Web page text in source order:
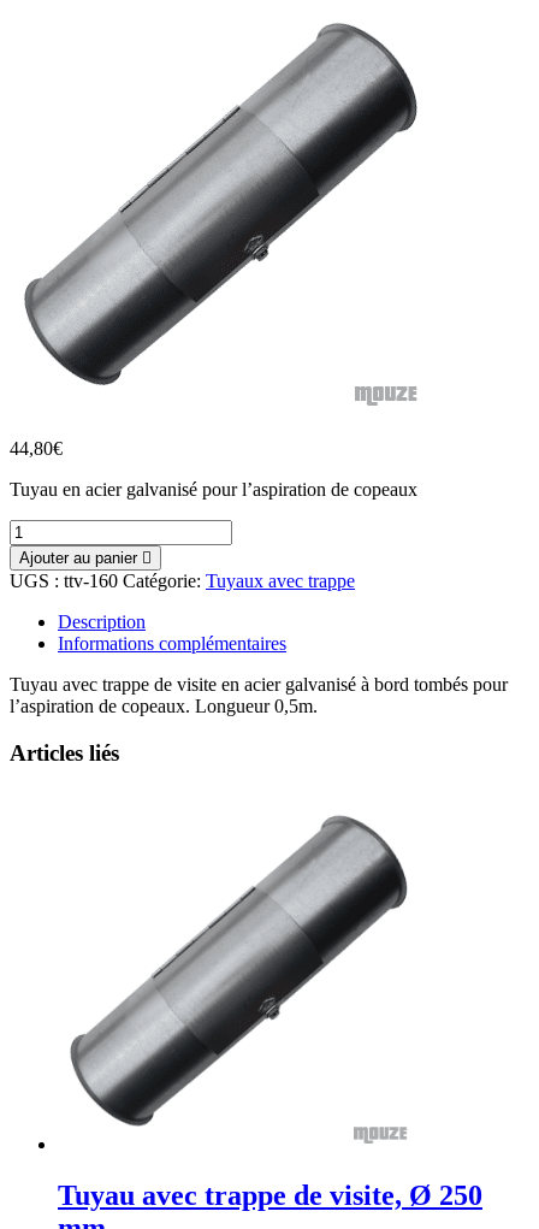
44,80€
Tuyau en acier galvanisé pour l’aspiration de copeaux
Ajouter au panier
UGS : ttv-160 Catégorie: Tuyaux avec trappe
Description
Informations complémentaires
Tuyau avec trappe de visite en acier galvanisé à bord tombés pour
l’aspiration de copeaux. Longueur 0,5m.
Articles liés
Tuyau avec trappe de visite, Ø 250